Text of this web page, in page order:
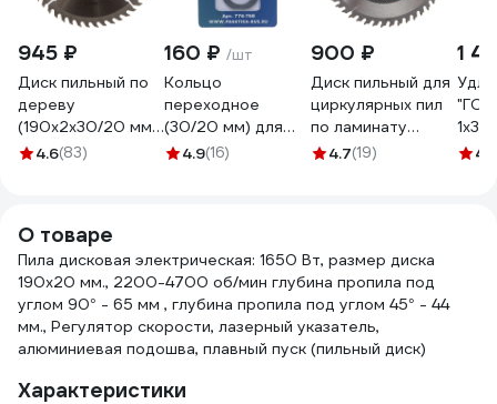
945 ₽
Диск пильный по
дереву
(190х2х30/20 мм;
48Z) Gigant G-
4.6(83)
160 ₽ /шт
Кольцо
переходное
(30/20 мм) для
дисков ПРАКТИКА
4.9(16)
900 ₽
Диск пильный для
циркулярных пил
по ламинату
(190x30 мм; 48
4.7(19)
1
ПВС4.8
О товаре
Пила дисковая электрическая: 1650 Вт, размер диска
190х20 мм., 2200-4700 об/мин глубина пропила под
углом 90° - 65 мм , глубина пропила под углом 45° - 44
мм., Регулятор скорости, лазерный указатель,
алюминиевая подошва, плавный пуск (пильный диск)
Характеристики